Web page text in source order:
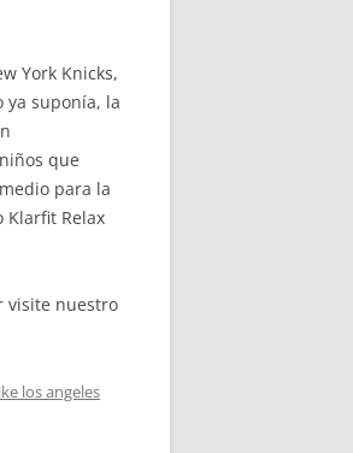
York Knicks,
ya suponía, la
que
para la
Klarfit Relax
visite nuestro
los angeles